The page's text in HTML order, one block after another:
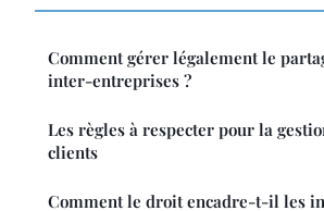
Comment gérer légalement le
inter-entreprises ?
Les règles à respecter pour la
clients
Comment le droit encadre-t-il les